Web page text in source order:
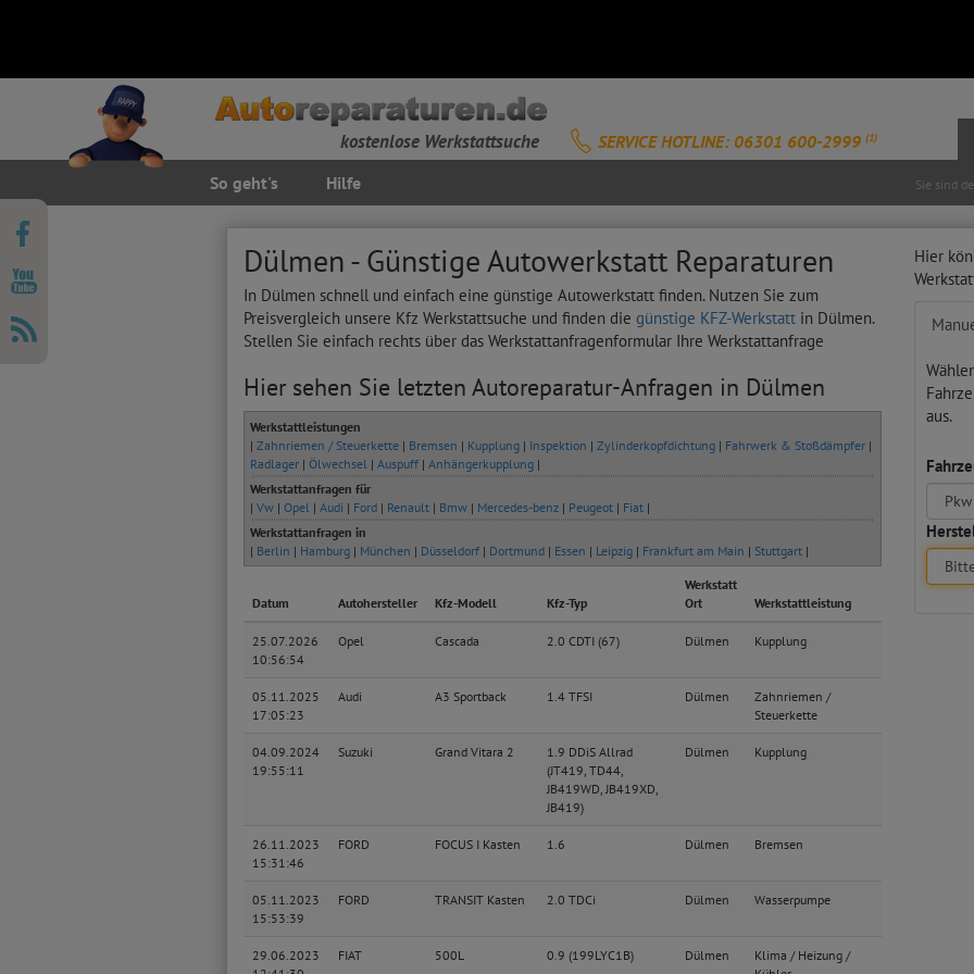
kostenlose Werkstattsuche SERVICE HOTLINE: 06301 600-2999 (1)
So geht's Hilfe Sie sind
Dülmen - Günstige Autowerkstatt Reparaturen
In Dülmen schnell und einfach eine günstige Autowerkstatt finden. Nutzen Sie zum
Preisvergleich unsere Kfz Werkstattsuche und finden die günstige KFZ-Werkstattin Dülmen.
Stellen Sie einfach rechts über das Werkstattanfragenformular Ihre Werkstattanfrage
Hier sehen Sie letzten Autoreparatur-Anfragen in Dülmen
Werkstattleistungen
| Zahnriemen / Steuerkette| Bremsen | Kupplung| Inspektion | Zylinderkopfdichtung| Fahrwerk & Stoßdämpfer|
Radlager| Ölwechsel| Auspuff| Anhängerkupplung|
Werkstattanfragen für
| Vw| Opel| Audi | Ford| Renault| Bmw| Mercedes-benz| Peugeot| Fiat|
Werkstattanfragen in
| Berlin | Hamburg| München | Düsseldorf| Dortmund| Essen | Leipzig| Frankfurt am Main | Stuttgart|
Datum Autohersteller Kfz-Modell Kfz-Typ
Werkstatt
Ort
Werkstattleistung
25.07.2026
10:56:54
Opel Cascada 2.0 CDTI (67) Dülmen Kupplung
05.11.2025
17:05:23
Audi A3 Sportback 1.4 TFSI Dülmen
Zahnriemen /
Steuerkette
04.09.2024
19:55:11
Suzuki Grand Vitara 2
1.9 DDiS Allrad
(JT419, TD44,
JB419WD, JB419XD,
JB419)
Dülmen Kupplung
26.11.2023
15:31:46
FORD FOCUS I Kasten 1.6 Dülmen Bremsen
05.11.2023
15:53:39
FORD TRANSIT Kasten 2.0 TDCi Dülmen Wasserpumpe
29.06.2023
FIAT 500L 0.9 (199LYC1B) Dülmen
Klima / Heizung /
Hier
aus.